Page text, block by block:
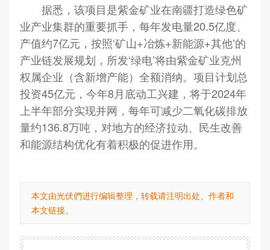
据悉，该项目是紫金矿业在南疆打造绿色矿
业产业集群的重要抓手，每年发电量20.5亿度、
产值约7亿元，按照‘矿山+冶炼+新能源+其他’的
产业链发展规划，所发‘绿电’将由紫金矿业克州
权属企业（含新增产能）全额消纳。项目计划总
投资45亿元，今年8月底动工兴建，将于2024年
上半年部分实现并网，每年可减少二氧化碳排放
量约136.8万吨，对地方的经济拉动、民生改善
和能源结构优化有着积极的促进作用。
本文由光伏們进行编辑整理，转载请注明出处、作者和
本文链接。